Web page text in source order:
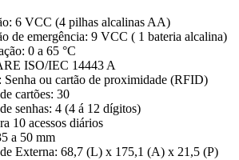
6 VCC (4 pilhas alcalinas AA)
de emergência: 9 VCC ( 1 bateria alcalina)
0 a 65 °C
ISO/IEC 14443 A
Senha ou cartão de proximidade (RFID)
cartões: 30
senhas: 4 (4 á 12 dígitos)
10 acessos diários
a 50 mm
Externa: 68,7 (L) x 175,1 (A) x 21,5 (P)